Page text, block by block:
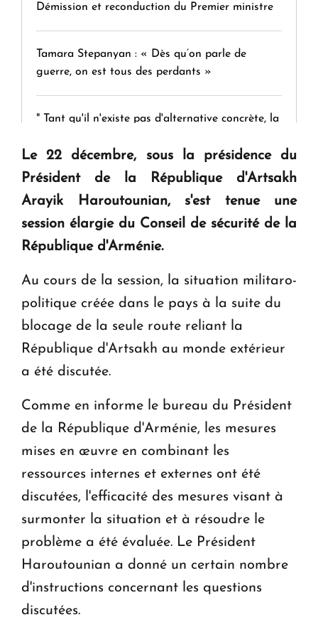
Démission et reconduction du Premier ministre
Tamara Stepanyan : « Dès qu’on parle de
guerre, on est tous des perdants »
" Tant qu'il n'existe pas d'alternative concrète, la
KASA : 30 ans d'audace, de résilience et d'avenir
en Arménie
Le premier hôtel Hyatt Regency d'Arménie
Le 22 décembre, sous la présidence du
Président de la République d'Artsakh
Arayik Haroutounian, s'est tenue une
session élargie du Conseil de sécurité de la
République d'Arménie.
Au cours de la session, la situation militaro-
politique créée dans le pays à la suite du
blocage de la seule route reliant la
République d'Artsakh au monde extérieur
a été discutée.
Comme en informe le bureau du Président
de la République d'Arménie, les mesures
mises en œuvre en combinant les
ressources internes et externes ont été
discutées, l'efficacité des mesures visant à
surmonter la situation et à résoudre le
problème a été évaluée. Le Président
Haroutounian a donné un certain nombre
d'instructions concernant les questions
discutées.